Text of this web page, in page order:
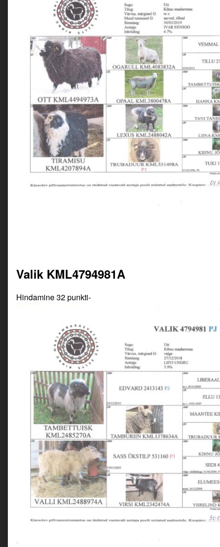
Valik KML4794981A
Hindamine 32 punkti-